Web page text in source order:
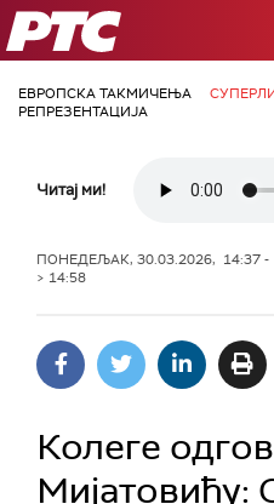
РТС
ЕВРОПСКА ТАКМИЧЕЊА
РЕПРЕЗЕНТАЦИЈА
Читај ми!
ПОНЕДЕЉАК, 30.03.2026, 14:37 -
> 14:58
Колеге
Мијатовићу: